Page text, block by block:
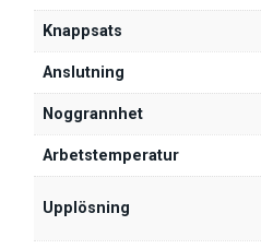
Knappsats
Anslutning
Noggrannhet
Arbetstemperatur
Upplösning